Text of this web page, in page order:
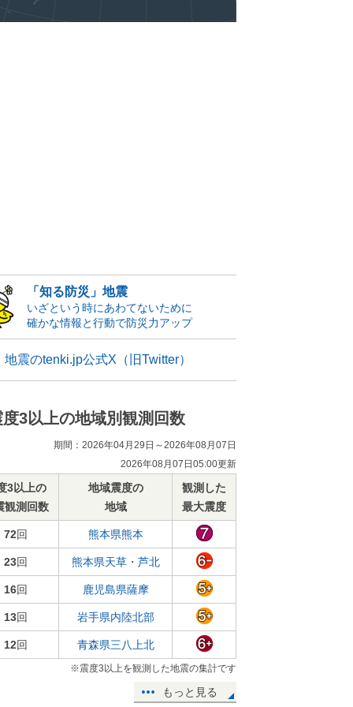
「知る防災」地震
いざという時にあわてないために
確かな情報と行動で防災力アップ
地震のtenki.jp公式X（旧Twitter）
度3以上の地域別観測回数
期間：2026年04月29日～2026年08月07日
2026年08月07日05:00更新
3以上の
観測回数
地域震度の
地域
観測した
最大震度
72回 熊本県熊本
23回 熊本県天草・芦北
16回 鹿児島県薩摩
13回 岩手県内陸北部
12回 青森県三八上北
※震度3以上を観測した地震の集計です
もっと見る